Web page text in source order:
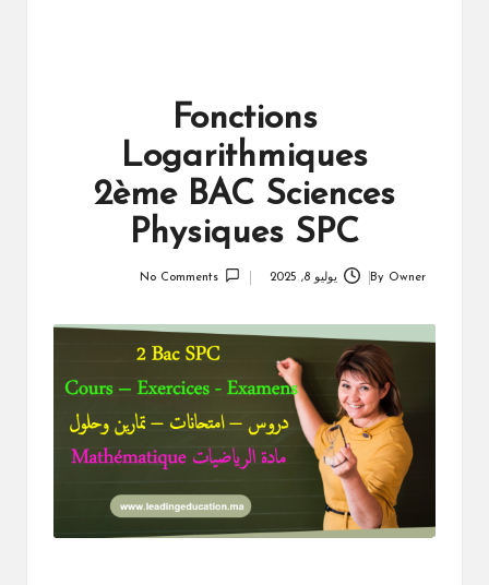
Fonctions
Logarithmiques
2ème BAC Sciences
Physiques SPC
By Owner يوليو 8, 2025 No Comments